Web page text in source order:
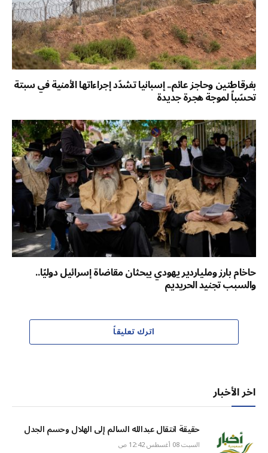
بفرقاطتين وحاجز عائم.. إسبانيا تشدّد إجراءاتها الأمنية في سبتة
تحسّباً لموجة هجرة جديدة
حاخام بارز وملياردير يهودي يبحثان مقاضاة إسرائيل دوليًا..
والسبب تجنيد الحريديم
اترك تعليقاً
اخر الأخبار
حقيقة انتقال عبدالله السالم إلى الهلال وحسم الجدل
السبت 08 أغسطس 12:42 ص